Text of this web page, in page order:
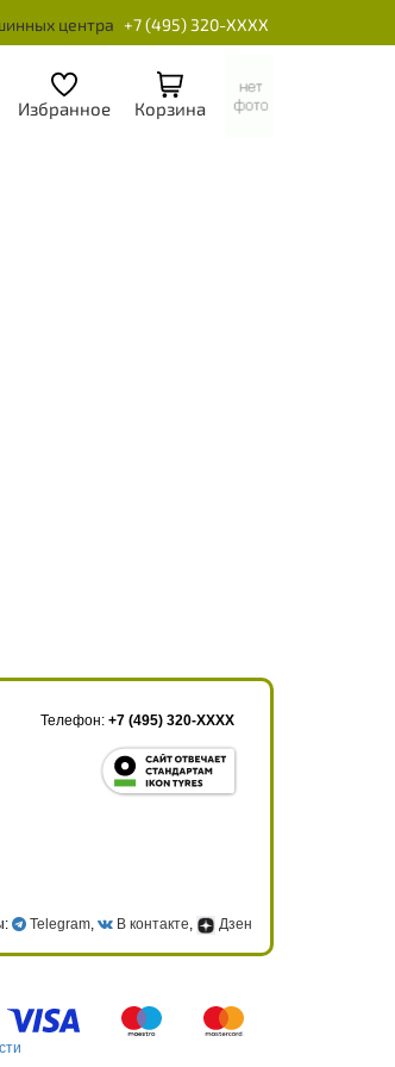
центра +7 (495) 320-XXXX
Избранное Корзина
Телефон: +7 (495) 320-XXXX
Telegram, В контакте, Дзен